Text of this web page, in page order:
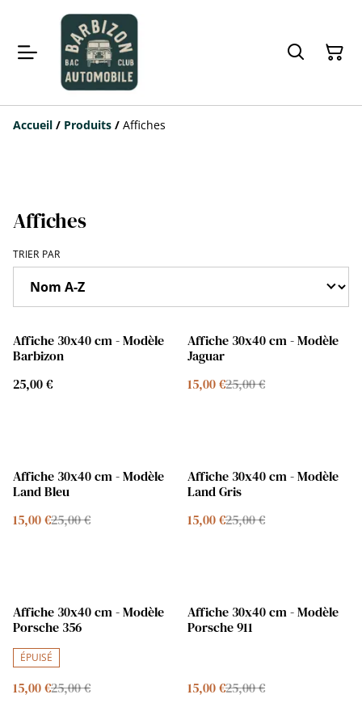
Accueil / Produits / Affiches
Affiches
TRIER PAR
Affiche 30x40 cm - Modèle
Barbizon
25,00 €
%
Affiche 30x40 cm - Modèle
Jaguar
15,00 €25,00 €
%
Affiche 30x40 cm - Modèle
Land Bleu
15,00 €25,00 €
%
Affiche 30x40 cm - Modèle
Land Gris
15,00 €25,00 €
%
Affiche 30x40 cm - Modèle
Porsche 356
ÉPUISÉ
15,00 €25,00 €
%
Affiche 30x40 cm - Modèle
Porsche 911
15,00 €25,00 €